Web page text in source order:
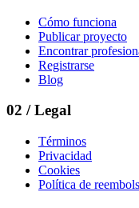
Cómo funciona
Publicar proyecto
Encontrar
Registrarse
Blog
02 / Legal
Términos
Privacidad
Cookies
Política de